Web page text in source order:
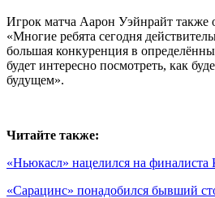
Игрок матча Аарон Уэйнрайт также
«Многие ребята сегодня
большая конкуренция в
будет интересно посмотреть, как
будущем».
Читайте также:
«Ньюкасл» нацелился на финалиста
«Сарацинс» понадобился бывший